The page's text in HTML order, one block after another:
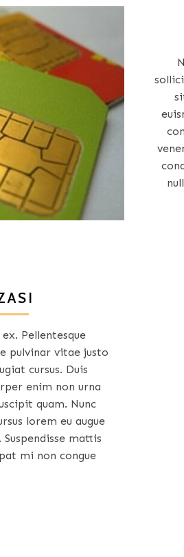
Pellentesque
pulvinar vitae justo
cursus. Duis
enim non urna
quam. Nunc
lorem eu augue
mattis
mi non congue